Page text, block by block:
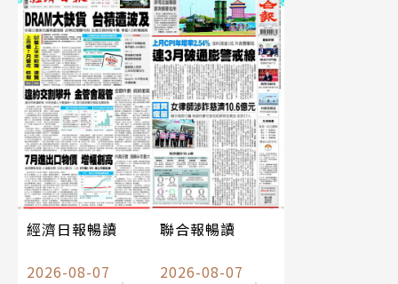
經濟日報暢讀
2026-08-07
聯合報暢讀
2026-08-07